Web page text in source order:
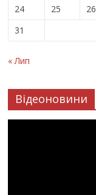
24
25 26
31
« Лип
Відеоновини